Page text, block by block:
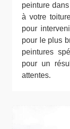
peinture
à votre
pour
pour le plus
peintures
pour un
attentes.